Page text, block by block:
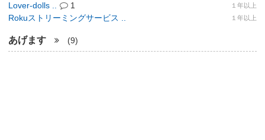
Lover-dolls .. 1 １年以上
Rokuストリーミングサービス .. １年以上
あげます (9)